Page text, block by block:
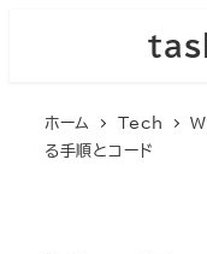
ホーム Tech
る手順とコード